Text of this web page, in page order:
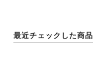
最近チェックした商品